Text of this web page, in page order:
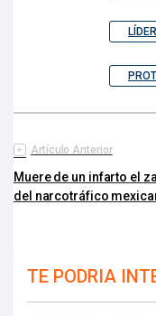
Artículo Anterior
Muere de un infarto el
del narcotráfico
TE PODRIA